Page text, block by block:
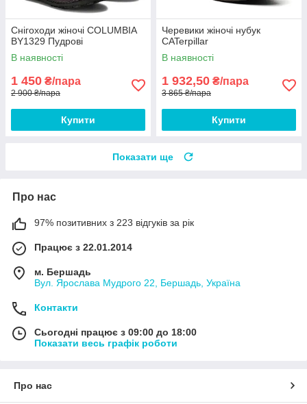
Снігоходи жіночі COLUMBIA
BY1329 Пудрові
В наявності
1 450 ₴/пара
2 900 ₴/пара
Купити
Черевики жіночі нубук
CATerpillar
В наявності
1 932,50 ₴/пара
3 865 ₴/пара
Купити
Показати ще
Про нас
97% позитивних з 223 відгуків за рік
Працює з 22.01.2014
м. Бершадь
Вул. Ярослава Мудрого 22, Бершадь, Україна
Контакти
Сьогодні працює з 09:00 до 18:00
Показати весь графік роботи
Про нас